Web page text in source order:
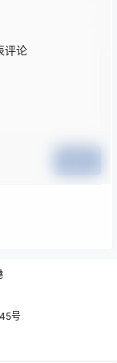
评论
号